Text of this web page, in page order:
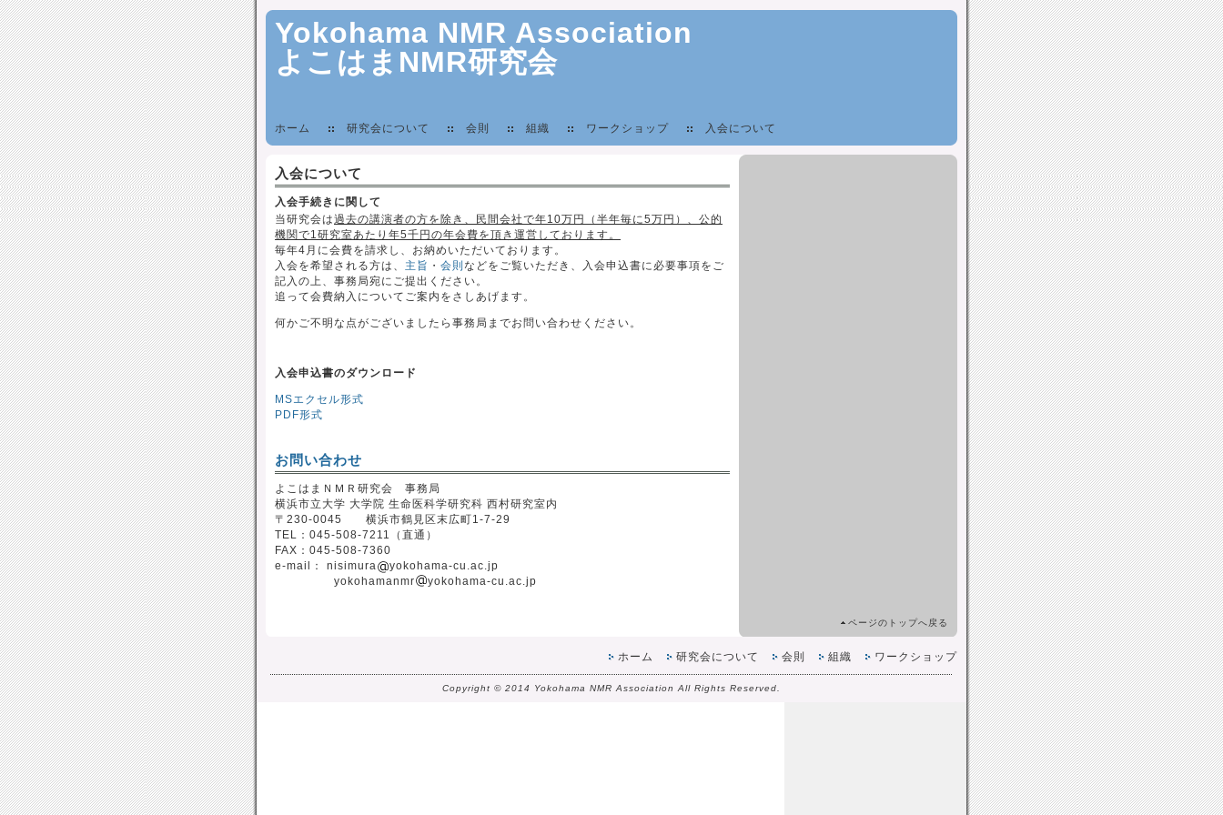
Yokohama NMR Association
よこはまNMR研究会
ホーム 研究会について 会則 組織 ワークショップ 入会について
入会について
入会手続きに関して
当研究会は過去の講演者の方を除き、民間会社で年10万円（半年毎に5万円）、公的
機関で1研究室あたり年5千円の年会費を頂き運営しております。
毎年4月に会費を請求し、お納めいただいております。
入会を希望される方は、 主旨 ・ 会則 などをご覧いただき、入会申込書に必要事項をご
記入の上、事務局宛にご提出ください。
追って会費納入についてご案内をさしあげます。
何かご不明な点がございましたら事務局までお問い合わせください。
入会申込書のダウンロード
MSエクセル形式
PDF形式
お問い合わせ
よこはまＮＭＲ研究会 事務局
横浜市立大学 大学院 生命医科学研究科 西村研究室内
〒230-0045 横浜市鶴見区末広町1-7-29
TEL：045-508-7211（直通）
FAX：045-508-7360
e-mail： nisimura
yokohama-cu.ac.jp
yokohamanmr
yokohama-cu.ac.jp
ページのトップへ戻る
ホーム 研究会について 会則 組織 ワークショップ
Copyright © 2014 Yokohama NMR Association All Rights Reserved.